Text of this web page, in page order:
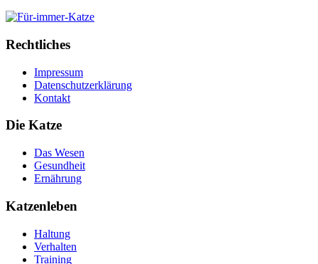
Rechtliches
Impressum
Datenschutzerklärung
Kontakt
Die Katze
Das Wesen
Gesundheit
Ernährung
Katzenleben
Haltung
Verhalten
Training